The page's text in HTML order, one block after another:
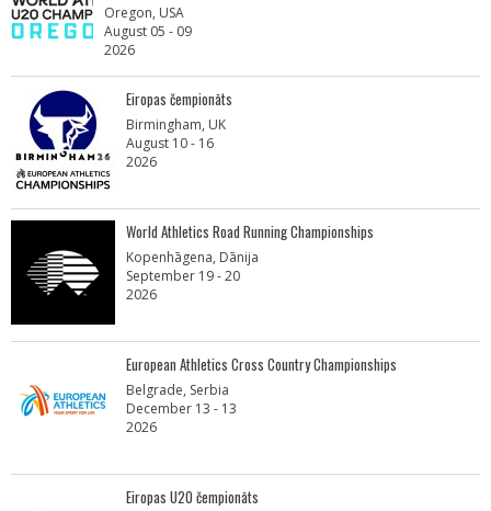
Oregon, USA
August 05 - 09
2026
Eiropas čempionāts
Birmingham, UK
August 10 - 16
2026
World Athletics Road Running Championships
Kopenhāgena, Dānija
September 19 - 20
2026
European Athletics Cross Country Championships
Belgrade, Serbia
December 13 - 13
2026
Eiropas U20 čempionāts